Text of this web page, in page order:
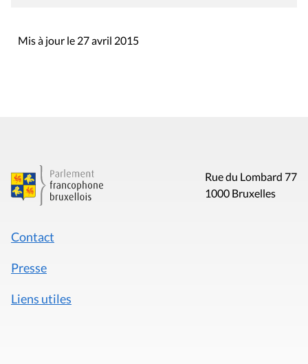
Mis à jour le 27 avril 2015
Rue du Lombard 77
1000 Bruxelles
Contact
Presse
Liens utiles